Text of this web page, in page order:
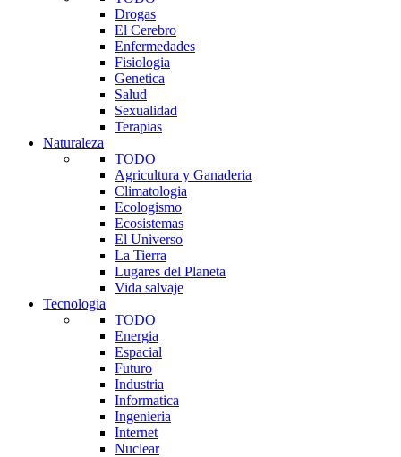
Drogas
El Cerebro
Enfermedades
Fisiologia
Genetica
Salud
Sexualidad
Terapias
Naturaleza
TODO
Agricultura y Ganaderia
Climatologia
Ecologismo
Ecosistemas
El Universo
La Tierra
Lugares del Planeta
Vida salvaje
Tecnologia
TODO
Energia
Espacial
Futuro
Industria
Informatica
Ingenieria
Internet
Nuclear